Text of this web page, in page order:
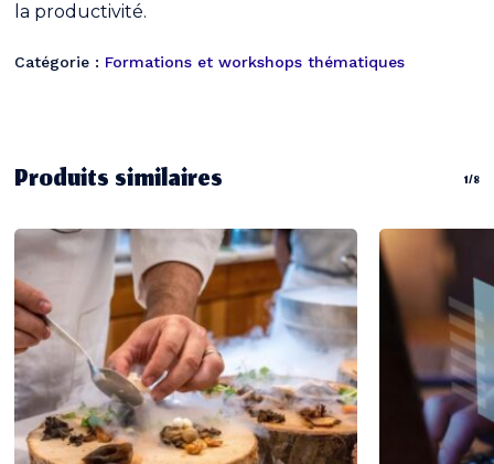
Votre panier est vide.
Go To Shop
la productivité.
Catégorie : Formations et workshops thématiques
Produits similaires 1/8